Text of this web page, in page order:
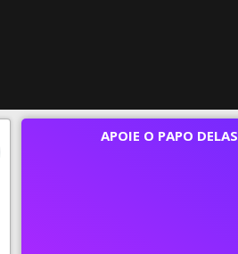
APOIE O PAPO DELAS